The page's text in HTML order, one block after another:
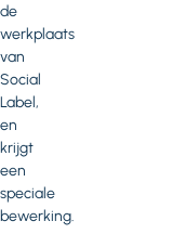
de
werkplaats
van
Social
Label,
en
krijgt
een
speciale
bewerking.